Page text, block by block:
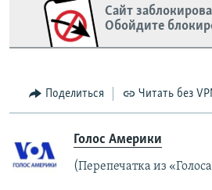
Сайт
Обойдите
Поделиться Читать без
Голос Америки
(Перепечатка из